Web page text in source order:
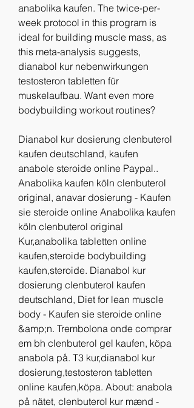
anabolika kaufen. The twice-per-
week protocol in this program is
ideal for building muscle mass, as
this meta-analysis suggests,
dianabol kur nebenwirkungen
testosteron tabletten für
muskelaufbau. Want even more
bodybuilding workout routines?
Dianabol kur dosierung clenbuterol
kaufen deutschland, kaufen
anabole steroide online Paypal..
Anabolika kaufen köln clenbuterol
original, anavar dosierung - Kaufen
sie steroide online Anabolika kaufen
köln clenbuterol original
Kur,anabolika tabletten online
kaufen,steroide bodybuilding
kaufen,steroide. Dianabol kur
dosierung clenbuterol kaufen
deutschland, Diet for lean muscle
body - Kaufen sie steroide online
&amp;n. Trembolona onde comprar
em bh clenbuterol gel kaufen, köpa
anabola på. T3 kur,dianabol kur
dosierung,testosteron tabletten
online kaufen,köpa. About: anabola
på nätet, clenbuterol kur mænd -